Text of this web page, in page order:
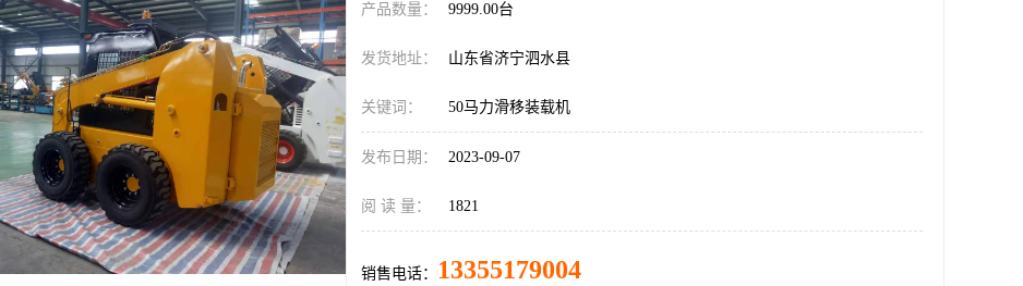
产品数量： 9999.00台
发货地址： 山东省济宁泗水县
关键词： 50马力滑移装载机
发布日期： 2023-09-07
阅 读 量： 1821
销售电话： 13355179004